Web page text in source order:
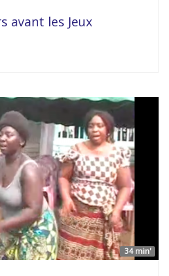
avant les Jeux
34 min'